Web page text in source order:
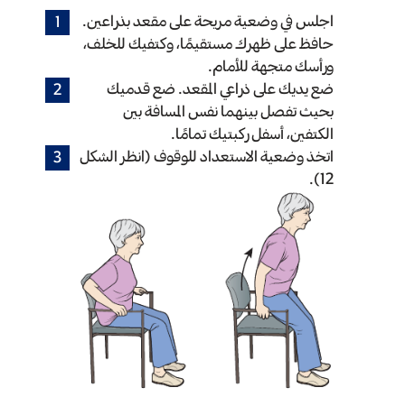
اجلس في وضعية مريحة على مقعد بذراعين.
حافظ على ظهرك مستقيمًا، وكتفيك للخلف،
ورأسك متجهة للأمام.
ضع يديك على ذراعي المقعد. ضع قدميك
بحيث تفصل بينهما نفس المسافة بين
الكتفين، أسفل ركبتيك تمامًا.
اتخذ وضعية الاستعداد للوقوف (انظر الشكل